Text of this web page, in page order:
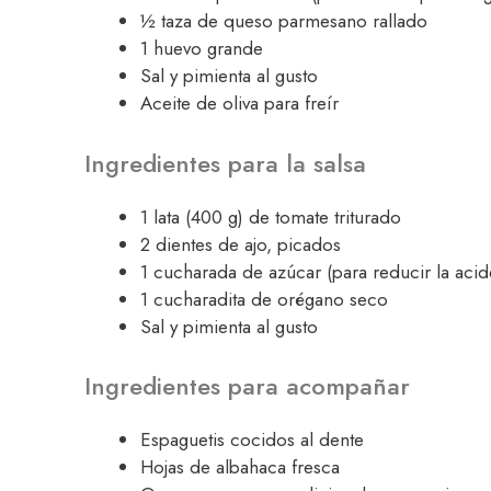
½ taza de queso parmesano rallado
1 huevo grande
Sal y pimienta al gusto
Aceite de oliva para freír
Ingredientes para la salsa
1 lata (400 g) de tomate triturado
2 dientes de ajo, picados
1 cucharada de azúcar (para reducir la
1 cucharadita de orégano seco
Sal y pimienta al gusto
Ingredientes para acompañar
Espaguetis cocidos al dente
Hojas de albahaca fresca